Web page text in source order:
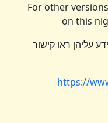
For other
on this
עליהן ראו קישור
https://